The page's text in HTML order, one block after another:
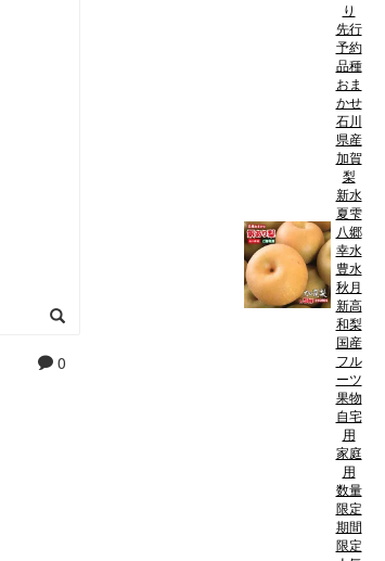
り
先行
予約
品種
おま
かせ
石川
県産
加賀
梨
新水
夏雫
八郷
幸水
豊水
秋月
新高
和梨
国産
フル
ーツ
果物
自宅
用
家庭
用
数量
限定
期間
限定
0